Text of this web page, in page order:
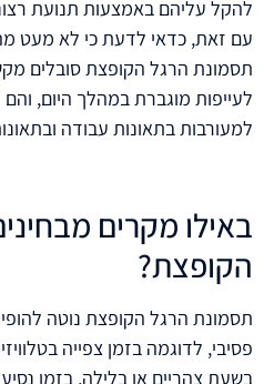
להקל עליהם באמצעות תנועת
עם זאת, כדאי לדעת כי לא מעט
תסמונת הרגל הקופצת סובלים
לעייפות מוגברת במהלך היום, והם
למעורבות בתאונות עבודה
באילו מקרים
הקופצת?
תסמונת הרגל הקופצת נוטה
פסיבי, לדוגמה בזמן צפייה
בשעת צהריים או בלילה, בזמן